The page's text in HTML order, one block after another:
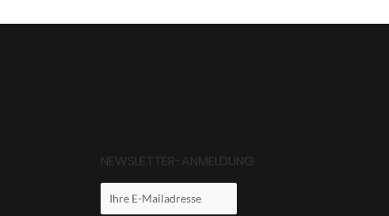
NEWSLETTER-ANMELDUNG